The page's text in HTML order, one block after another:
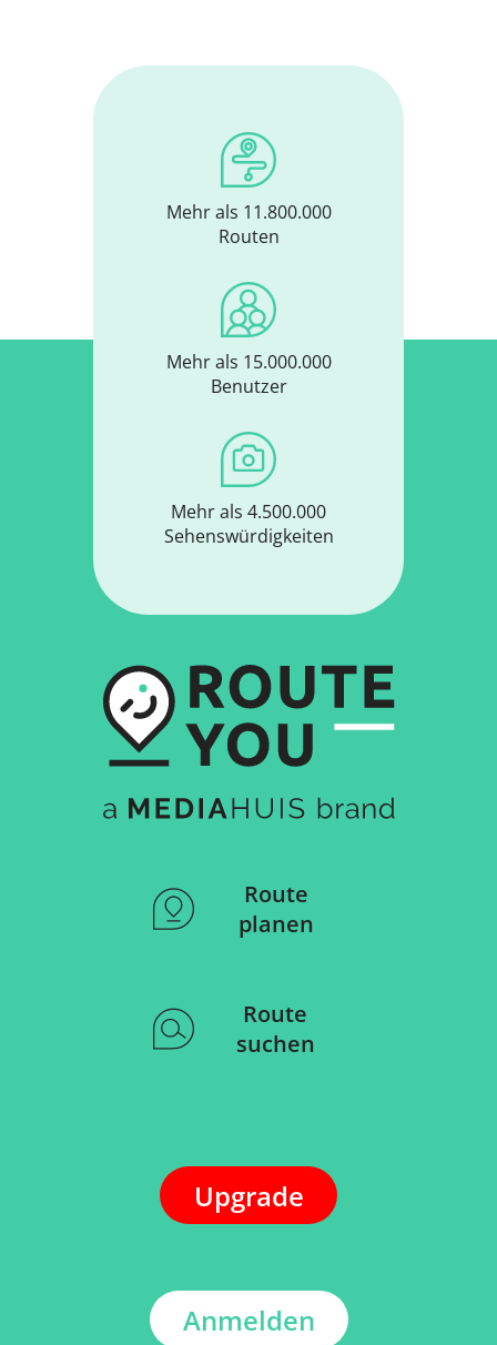
Mehr als 11.800.000
Routen
Mehr als 15.000.000
Benutzer
Mehr als 4.500.000
Sehenswürdigkeiten
Route
planen
Route
suchen
Upgrade
Anmelden